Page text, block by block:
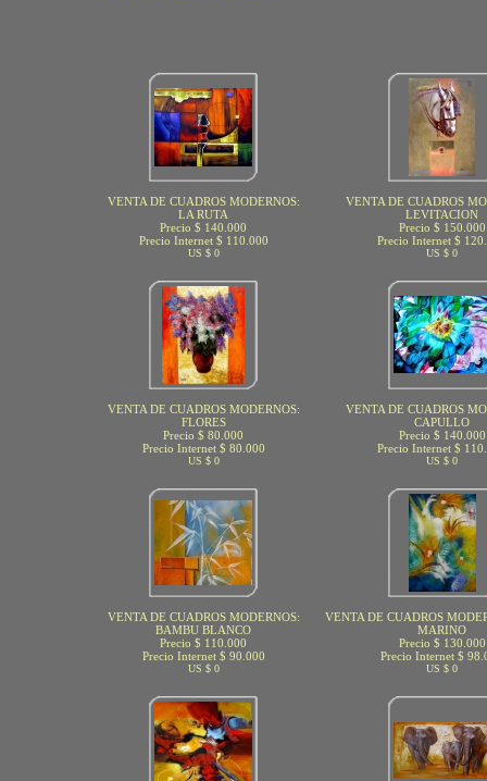
VENTA DE CUADROS MODERNOS:
LA RUTA
Precio $ 140.000
Precio Internet $ 110.000
US $ 0
VENTA DE CUADROS
LEVITACION
Precio $ 150.000
Precio Internet $
US $ 0
VENTA DE CUADROS MODERNOS:
FLORES
Precio $ 80.000
Precio Internet $ 80.000
US $ 0
VENTA DE CUADROS
CAPULLO
Precio $ 140.000
Precio Internet $
US $ 0
VENTA DE CUADROS MODERNOS:
BAMBU BLANCO
Precio $ 110.000
Precio Internet $ 90.000
US $ 0
VENTA DE CUADROS
MARINO
Precio $ 130.000
Precio Internet $
US $ 0